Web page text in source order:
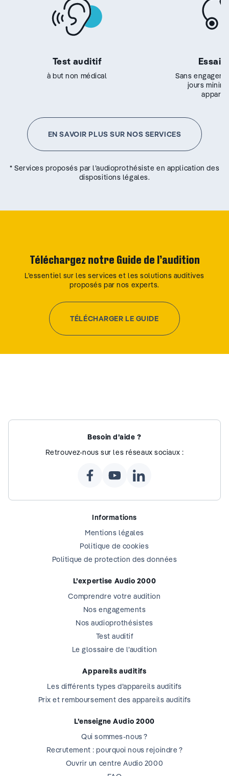
Test auditif
à but non médical
Essai
Sans
jours
EN SAVOIR PLUS SUR NOS SERVICES
* Services proposés par l’audioprothésiste en application des
dispositions légales.
Téléchargez notre Guide de l’audition
L’essentiel sur les services et les solutions auditives
proposés par nos experts.
TÉLÉCHARGER LE GUIDE
Besoin d’aide ?
Retrouvez-nous sur les réseaux sociaux :
Informations
Mentions légales
Politique de cookies
Politique de protection des données
L’expertise Audio 2000
Comprendre votre audition
Nos engagements
Nos audioprothésistes
Test auditif
Le glossaire de l’audition
Appareils auditifs
Les différents types d’appareils auditifs
Prix et remboursement des appareils auditifs
L’enseigne Audio 2000
Qui sommes-nous ?
Recrutement : pourquoi nous rejoindre ?
Ouvrir un centre Audio 2000